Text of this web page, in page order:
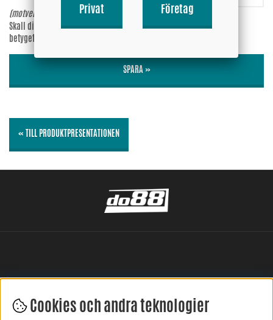
(motverkar spam)
Skall din epost-adress synas vid
betyget?
Ja
SPARA »
« TILL PRODUKTPRESENTATIONEN
LÄMNA DIN RECENSION HÄR
Cookies och andra teknologier
Privat Företag